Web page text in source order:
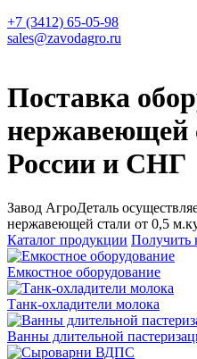
+7 (3412) 65-05-98
sales@zavodagro.ru
Поставка
нержавеющей
России и СНГ
Завод АгроДеталь
нержавеющей стали от 0,5
Каталог продукции Получить
Емкостное оборудование
Танк-охладители молока
Ванны длительной